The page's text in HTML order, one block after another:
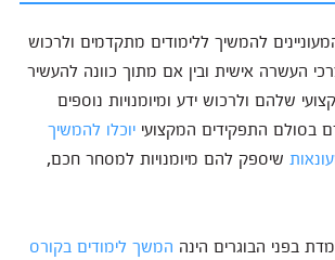
להמשיך ללימודים מתקדמים ולרכוש
העשרה אישית ובין אם מתוך כוונה להעשיר
שלהם ולרכוש ידע ומיומנויות נוספים
בסולם התפקידים המקצועי יוכלו להמשיך
שיספק להם מיומנויות למסחר חכם,
בפני הבוגרים הינה המשך לימודים בקורס